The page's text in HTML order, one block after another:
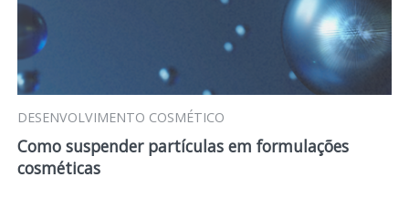
DESENVOLVIMENTO COSMÉTICO
Como suspender partículas em formulações
cosméticas